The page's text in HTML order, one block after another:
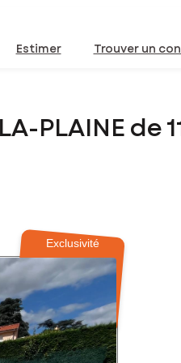
Estimer Trouver un
PLAINE de
Exclusivité